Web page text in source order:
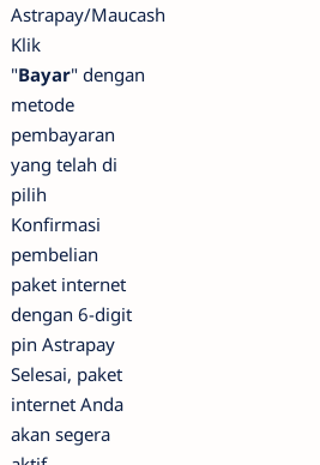
Astrapay/Maucash
Klik
"Bayar" dengan
metode
pembayaran
yang telah di
pilih
Konfirmasi
pembelian
paket internet
dengan 6-digit
pin Astrapay
Selesai, paket
internet Anda
akan segera